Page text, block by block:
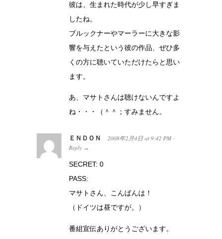
彼は、生まれた時代が少し早すぎま
したね。
ブルックナーやマーラーに大きな影
響を与えたという彼の作品、ぜひ多
くの方に聴いていただけたらと思い
ます。
あ、マサトさんは聴けないんですよ
ね・・・（＾＾；すみません。
ＥＮＤＯＮ 2008年2月4日 at 9:42 PM ·
Reply →
SECRET: 0
PASS:
マサトさん、こんばんは！
（ドイツは昼ですが。）
番組宣伝ありがとうございます。